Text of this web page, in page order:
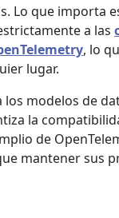
Lo que importa
a las
, lo
lugar.
los modelos de
la
de
mantener sus